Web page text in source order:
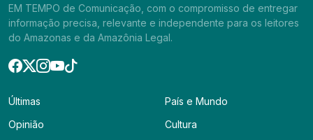
EM TEMPO de Comunicação, com o compromisso de entregar
informação precisa, relevante e independente para os leitores
do Amazonas e da Amazônia Legal.
Últimas
Opinião
País e Mundo
Cultura